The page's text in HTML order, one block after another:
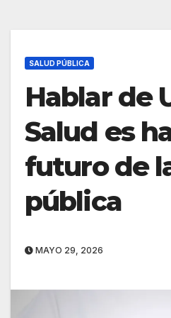
SALUD PÚBLICA
Hablar de
Salud es
futuro de
pública
MAYO 29, 2026